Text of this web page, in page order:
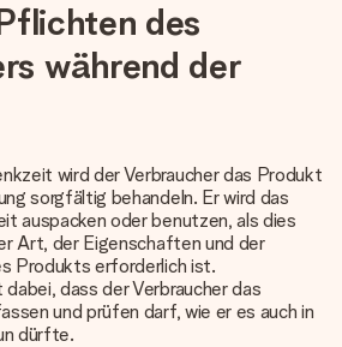
des
während der
wird der Verbraucher das Produkt
sorgfältig behandeln. Er wird das
auspacken oder benutzen, als dies
Art, der Eigenschaften und der
Produkts erforderlich ist.
dass der Verbraucher das
und prüfen darf, wie er es auch in
dürfte.